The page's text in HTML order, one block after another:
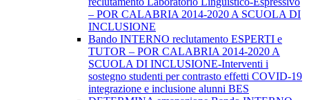
– POR CALABRIA 2014-2020 A SCUOLA DI
INCLUSIONE
Bando INTERNO reclutamento ESPERTI e
TUTOR – POR CALABRIA 2014-2020 A
SCUOLA DI INCLUSIONE-Interventi i
sostegno studenti per contrasto effetti COVID-19
integrazione e inclusione alunni BES